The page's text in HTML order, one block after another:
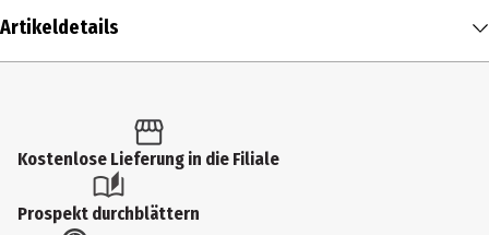
Artikeldetails
Produkttyp
Kinder- & Jugendbücher
Kostenlose Lieferung in die Filiale
Prospekt durchblättern